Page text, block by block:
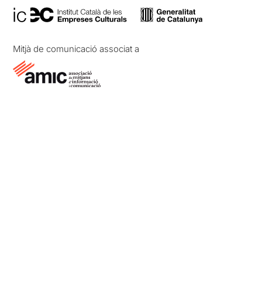
Mitjà de comunicació associat a